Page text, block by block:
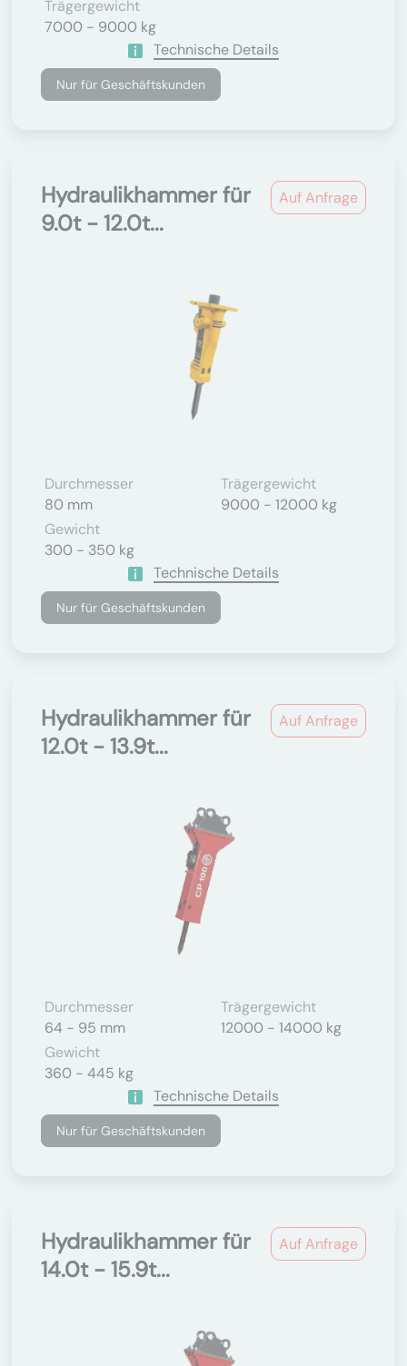
Trägergewicht
7000 - 9000 kg
Technische Details
Nur für Geschäftskunden
Auf Anfrage
Hydraulikhammer für
9.0t - 12.0t...
Durchmesser
80 mm
Trägergewicht
9000 - 12000 kg
Gewicht
300 - 350 kg
Technische Details
Nur für Geschäftskunden
Auf Anfrage
Hydraulikhammer für
12.0t - 13.9t...
Durchmesser
64 - 95 mm
Trägergewicht
12000 - 14000 kg
Gewicht
360 - 445 kg
Technische Details
Nur für Geschäftskunden
Auf Anfrage
Hydraulikhammer für
14.0t - 15.9t...